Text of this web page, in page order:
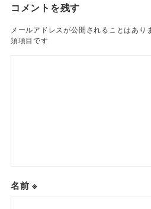
コメントを残す
メールアドレスが公開されることはあり
須項目です
名前※